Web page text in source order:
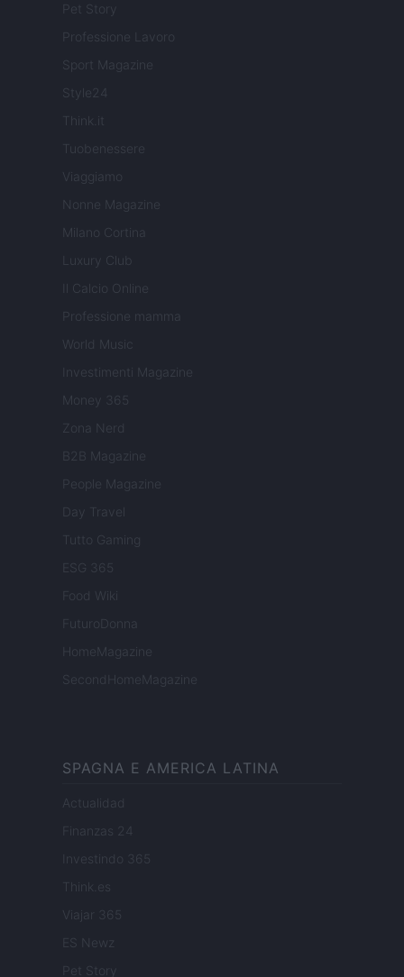
Pet Story
Professione Lavoro
Sport Magazine
Style24
Think.it
Tuobenessere
Viaggiamo
Nonne Magazine
Milano Cortina
Luxury Club
Il Calcio Online
Professione mamma
World Music
Investimenti Magazine
Money 365
Zona Nerd
B2B Magazine
People Magazine
Day Travel
Tutto Gaming
ESG 365
Food Wiki
FuturoDonna
HomeMagazine
SecondHomeMagazine
SPAGNA E AMERICA LATINA
Actualidad
Finanzas 24
Investindo 365
Think.es
Viajar 365
ES Newz
Pet Story